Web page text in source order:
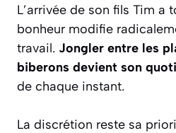
L’arrivée de son fils Tim a
bonheur modifie
travail. Jongler entre les
biberons devient son
de chaque instant.
La discrétion reste sa